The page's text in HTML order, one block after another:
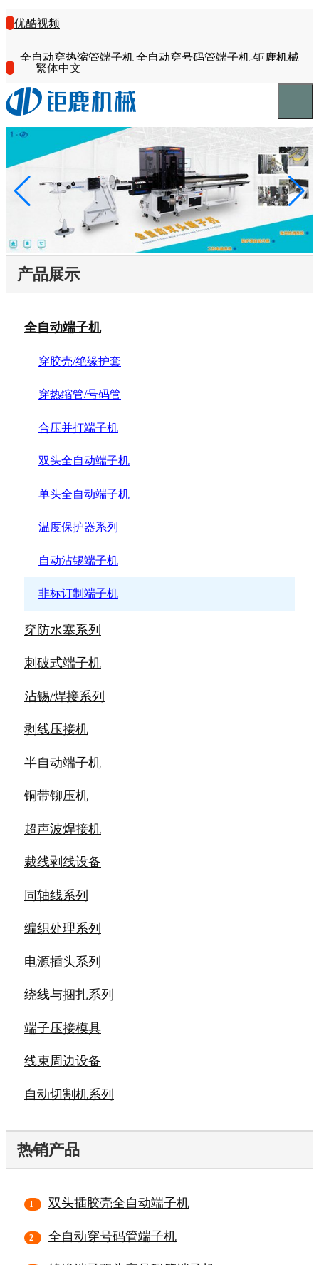
优酷视频
全自动穿热缩管端子机|全自动穿号码管端子机-钜鹿机械
繁体中文
产品展示
全自动端子机
穿胶壳/绝缘护套
穿热缩管/号码管
合压并打端子机
双头全自动端子机
单头全自动端子机
温度保护器系列
自动沾锡端子机
非标订制端子机
穿防水塞系列
刺破式端子机
沾锡/焊接系列
剥线压接机
半自动端子机
铜带铆压机
超声波焊接机
裁线剥线设备
同轴线系列
编织处理系列
电源插头系列
绕线与捆扎系列
端子压接模具
线束周边设备
自动切割机系列
热销产品
双头插胶壳全自动端子机
全自动穿号码管端子机